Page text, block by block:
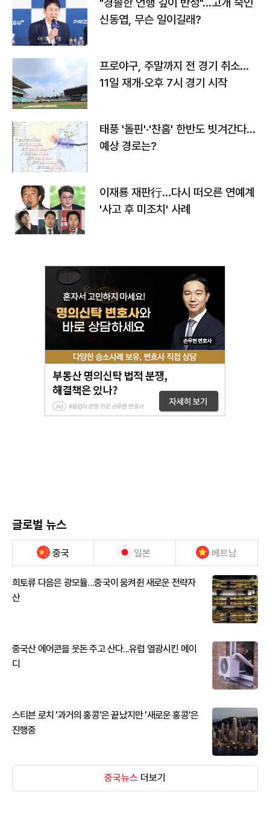
신동엽, 무슨 일이길래?
프로야구, 주말까지 전 경기 취소…
11일 재개·오후 7시 경기 시작
태풍 '돌핀'·'찬홈' 한반도 빗겨간다…
예상 경로는?
이재룡 재판行…다시 떠오른 연예계
'사고 후 미조치' 사례
글로벌 뉴스
중국 일본 베트남
희토류 다음은 광모듈…중국이 움켜쥔 새로운 전략자
산
중국산 에어콘을 웃돈 주고 산다...유럽 열광시킨 메이
디
스티븐 로치 '과거의 홍콩'은 끝났지만 '새로운 홍콩'은
진행중
중국뉴스 더보기